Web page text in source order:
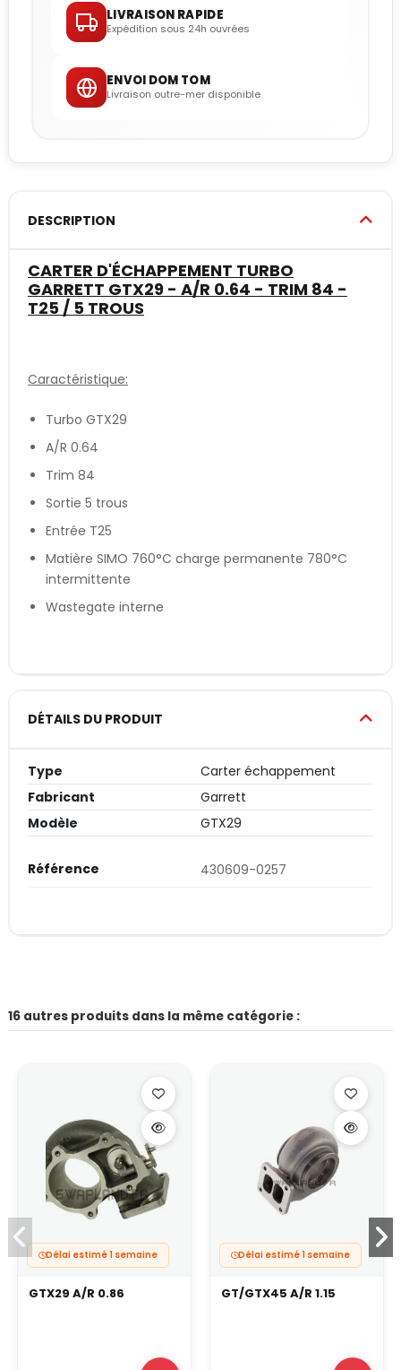
LIVRAISON RAPIDE
Expédition sous 24h ouvrées
ENVOI DOM TOM
Livraison outre-mer disponible
DESCRIPTION
CARTER D'ÉCHAPPEMENT TURBO
GARRETT GTX29 - A/R 0.64 - TRIM 84 -
T25 / 5 TROUS
Caractéristique:
Turbo GTX29
A/R 0.64
Trim 84
Sortie 5 trous
Entrée T25
Matière SIMO 760°C charge permanente 780°C
intermittente
Wastegate interne
DÉTAILS DU PRODUIT
Type
Carter échappement
Fabricant
Garrett
Modèle
GTX29
Référence 430609-0257
16 autres produits dans la même catégorie :
Délai estimé 1 semaine
GTX29 A/R 0.86
Délai estimé 1 semaine
GT/GTX45 A/R 1.15